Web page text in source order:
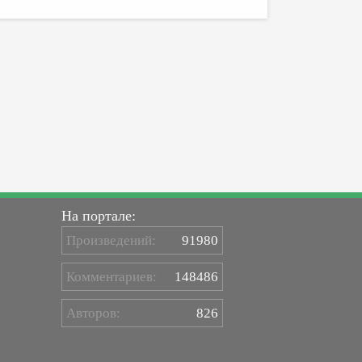
На портале:
Произведений: 91980
Комментариев: 148486
Авторов: 826